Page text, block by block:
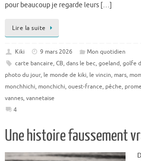
pour beaucoup je regarde leurs […]
Lire la suite
Kiki 9 mars 2026
Mon quotidien
carte bancaire, CB, dans le bec, goeland, golfe
photo du jour, le monde de kiki, le vincin, mars,
monchhichi, monchichi, ouest-france, pêche,
vannes, vannetaise
4
Une histoire faussement